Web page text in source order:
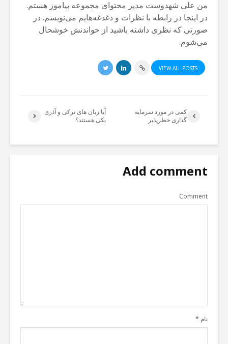
من علی شهدوست مدیر محتوای مجموعه بیاموز هستم.
در اینجا در رابطه با نظرات و دغدغه‌هایم می‌نویسم. در
صورتی که نظری داشته باشید از خواندنش خوشحال
می‌شوم.
VIEW ALL POSTS
کمی در مورد سرمایه
گذاری خطرپذیر
آیا زبان های ترکی و آذری
یکی هستند؟
Add comment
Comment
نام *